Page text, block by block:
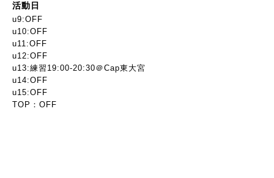
活動日
u9:OFF
u10:OFF
u11:OFF
u12:OFF
u13:練習19:00-20:30＠Cap東大宮
u14:OFF
u15:OFF
TOP：OFF